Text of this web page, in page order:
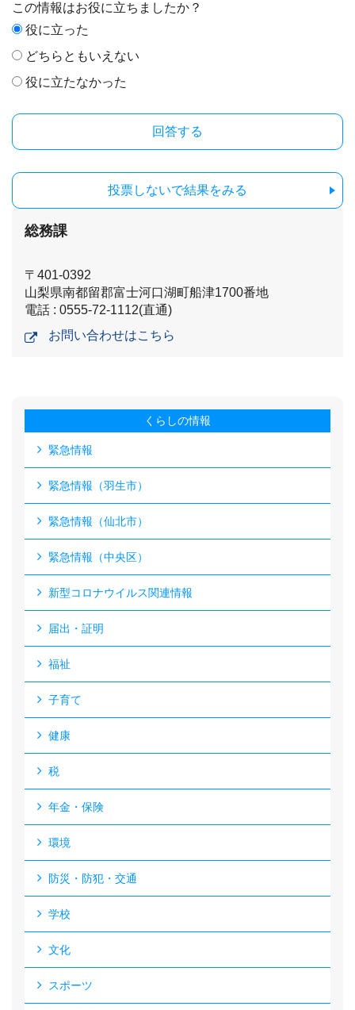
この情報はお役に立ちましたか？
役に立った
どちらともいえない
役に立たなかった
投票しないで結果をみる
総務課
〒401-0392
山梨県南都留郡富士河口湖町船津1700番地
電話 : 0555-72-1112(直通)
お問い合わせはこちら
くらしの情報
緊急情報
緊急情報（羽生市）
緊急情報（仙北市）
緊急情報（中央区）
新型コロナウイルス関連情報
届出・証明
福祉
子育て
健康
税
年金・保険
環境
防災・防犯・交通
学校
文化
スポーツ